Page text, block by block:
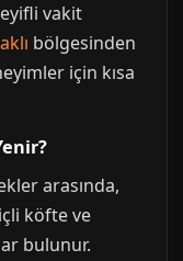
vakit
bölgesinden
için kısa
arasında,
köfte ve
bulunur.